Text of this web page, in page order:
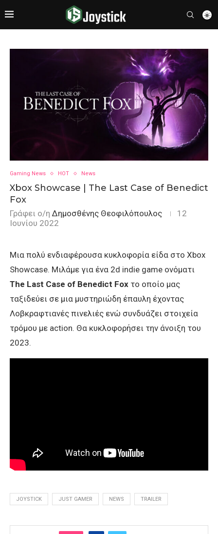
Gaming News HOT News
Xbox Showcase | The Last Case of Benedict
Fox
Γράφει ο/η Δημοσθένης Θεοφιλόπουλος
12
Ιουνίου 2022
Μια πολύ ενδιαφέρουσα κυκλοφορία είδα στο Xbox
Showcase. Μιλάμε για ένα 2d indie game ονόματι
The Last Case of Benedict Fox το οποίο μας
ταξιδεύει σε μια μυστηριώδη έπαυλη έχοντας
Λοβκραφτιανές πινελιές ενώ συνδυάζει στοιχεία
τρόμου με action. Θα κυκλοφορήσει την άνοιξη του
2023.
JOYSTICK JUST GAMER NEWS TRAILER